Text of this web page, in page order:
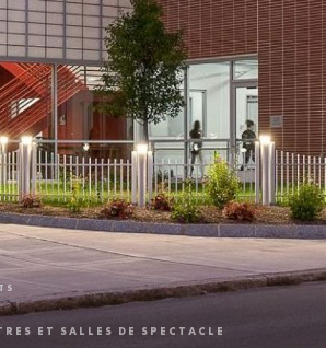
ET SALLES DE SPECTACLE